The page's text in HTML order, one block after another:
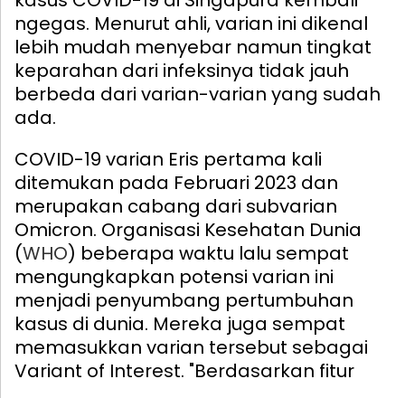
ngegas. Menurut ahli, varian ini dikenal
lebih mudah menyebar namun tingkat
keparahan dari infeksinya tidak jauh
berbeda dari varian-varian yang sudah
ada.
COVID-19 varian Eris pertama kali
ditemukan pada Februari 2023 dan
merupakan cabang dari subvarian
Omicron. Organisasi Kesehatan Dunia
(WHO) beberapa waktu lalu sempat
mengungkapkan potensi varian ini
menjadi penyumbang pertumbuhan
kasus di dunia. Mereka juga sempat
memasukkan varian tersebut sebagai
Variant of Interest. "Berdasarkan fitur